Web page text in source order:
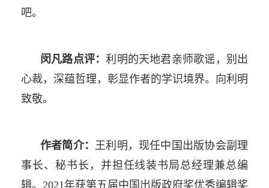
吧。
闵凡路点评：利明的天地君亲师歌谣，别出
心裁，深蕴哲理，彰显作者的学识境界。向利明
致敬。
作者简介： 王利明，现任中国出版协会副理
事长、秘书长，并担任线装书局总经理兼总编
辑。2021年获第五届中国出版政府奖优秀编辑奖